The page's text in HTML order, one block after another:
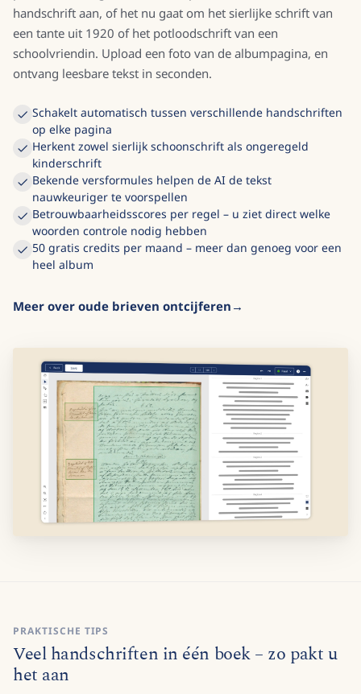
handschrift aan, of het nu gaat om het sierlijke schrift van
een tante uit 1920 of het potloodschrift van een
schoolvriendin. Upload een foto van de albumpagina, en
ontvang leesbare tekst in seconden.
Schakelt automatisch tussen verschillende handschriften
op elke pagina
Herkent zowel sierlijk schoonschrift als ongeregeld
kinderschrift
Bekende versformules helpen de AI de tekst
nauwkeuriger te voorspellen
Betrouwbaarheidsscores per regel – u ziet direct welke
woorden controle nodig hebben
50 gratis credits per maand – meer dan genoeg voor een
heel album
Meer over oude brieven ontcijferen
PRAKTISCHE TIPS
Veel handschriften in één boek – zo pakt u
het aan